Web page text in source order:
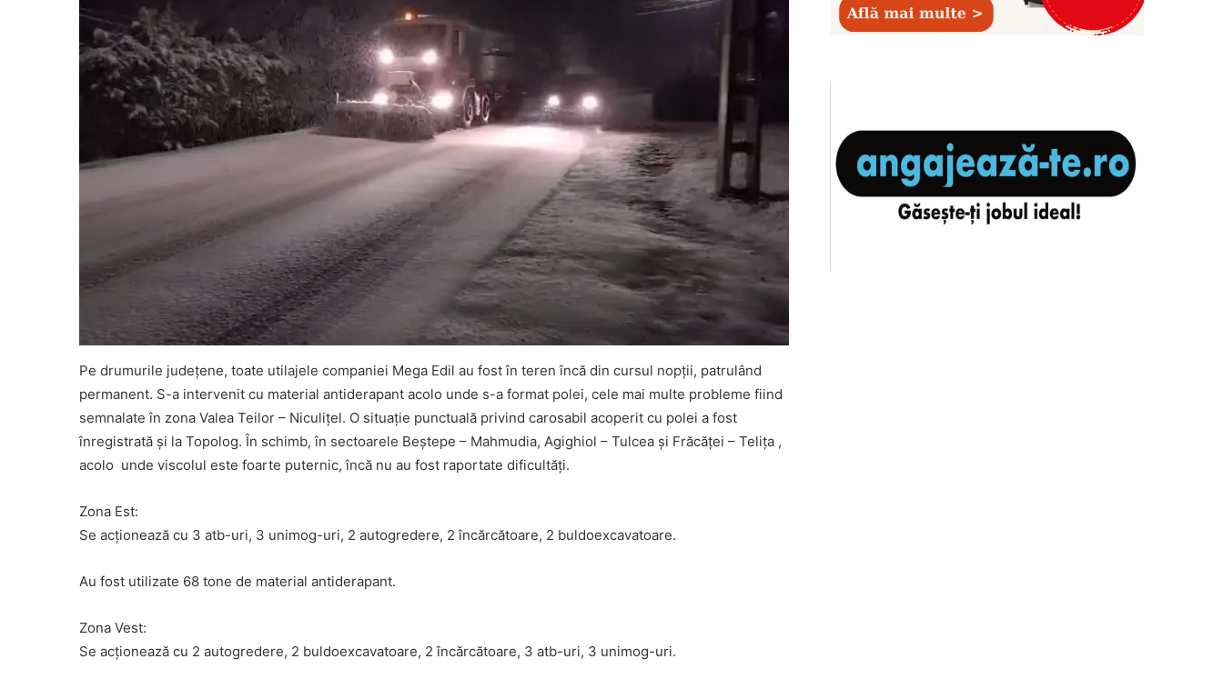
Pe drumurile județene, toate utilajele companiei Mega Edil au fost în teren încă din cursul nopții, patrulând
permanent. S-a intervenit cu material antiderapant acolo unde s-a format polei, cele mai multe probleme fiind
semnalate în zona Valea Teilor – Niculițel. O situație punctuală privind carosabil acoperit cu polei a fost
înregistrată și la Topolog. În schimb, în sectoarele Beștepe – Mahmudia, Agighiol – Tulcea și Frăcăței – Telița ,
acolo unde viscolul este foarte puternic, încă nu au fost raportate dificultăți.
Zona Est:
Se acționează cu 3 atb-uri, 3 unimog-uri, 2 autogredere, 2 încărcătoare, 2 buldoexcavatoare.
Au fost utilizate 68 tone de material antiderapant.
Zona Vest:
Se acționează cu 2 autogredere, 2 buldoexcavatoare, 2 încărcătoare, 3 atb-uri, 3 unimog-uri.